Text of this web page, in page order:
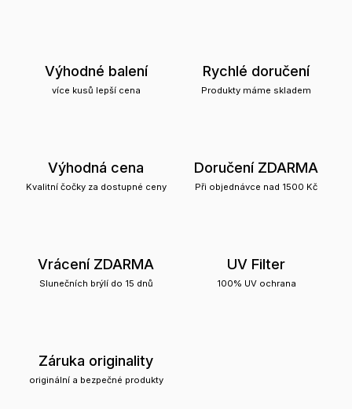
Výhodné balení
více kusů lepší cena
Rychlé doručení
Produkty máme skladem
Výhodná cena
Kvalitní čočky za dostupné ceny
Doručení ZDARMA
Při objednávce nad 1500 Kč
Vrácení ZDARMA
Slunečních brýlí do 15 dnů
UV Filter
100% UV ochrana
Záruka originality
originální a bezpečné produkty